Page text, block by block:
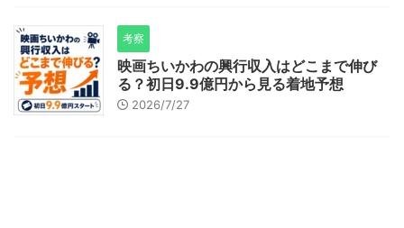
考察
映画ちいかわの興行収入はどこまで伸び
る？初日9.9億円から見る着地予想
2026/7/27